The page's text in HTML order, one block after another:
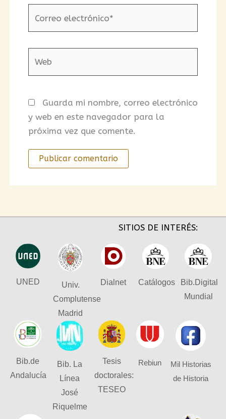
electrónico*
Guarda mi nombre, correo electrónico
y web en este navegador para la
próxima vez que comente.
SITIOS DE INTERÉS:
UNED
Univ.
Complutense
Madrid
Dialnet Catálogos
Bib.Digital
Mundial
Bib.de
Andalucía
Bib. La
Línea
José
Riquelme
Tesis
doctorales:
TESEO
Rebiun
Mil Historias
de Historia